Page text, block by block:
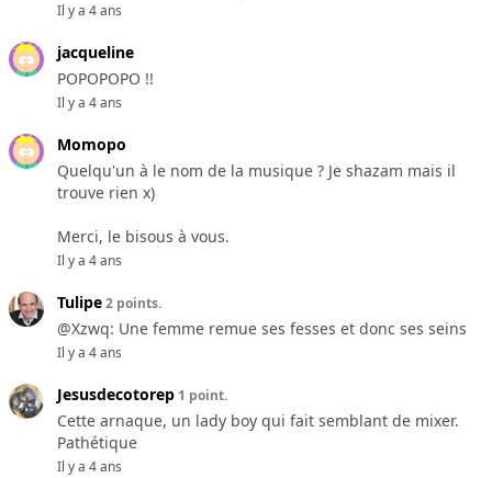
Il y a 4 ans
jacqueline
POPOPOPO !!
Il y a 4 ans
Momopo
Quelqu'un à le nom de la musique ? Je shazam mais il
trouve rien x)
Merci, le bisous à vous.
Il y a 4 ans
Tulipe2 points.
@Xzwq: Une femme remue ses fesses et donc ses seins
Il y a 4 ans
Jesusdecotorep 1 point.
Cette arnaque, un lady boy qui fait semblant de mixer.
Pathétique
Il y a 4 ans